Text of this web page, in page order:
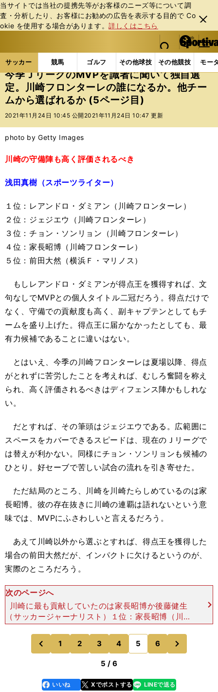
当サイトでは当社の提携先等がお客様のニーズ等について調
査・分析したり、お客様にお勧めの広告を表⽰する⽬的で Co
okie を使⽤する場合があります。詳しくはこちら
閉じ
る
web Sportiva (webスポルティーバ)
検索
マイペ
ー
ジ
メニュ
サッカー 競馬 ゴルフ その他球技 その他競技 モー
ス
ポ
ル
テ
ー
バ
サッカーの記事一覧 Jリーグ他 Jリーグ 今季Ｊ
今季ＪリーグのMVPを識者に聞いて独自選
定。川崎フロンターレの誰になるか。他チー
ムから選ばれるか (5ページ目)
2021年11月24日 10:45 公開 2021年11月24日 10:47 更新
photo by Getty Images
川崎の守備陣も高く評価されるべき
浅田真樹（スポーツライター）
１位：レアンドロ・ダミアン（川崎フロンターレ）
２位：ジェジエウ（川崎フロンターレ）
３位：チョン・ソンリョン（川崎フロンターレ）
４位：家長昭博（川崎フロンターレ）
５位：前田大然（横浜Ｆ・マリノス）
もしレアンドロ・ダミアンが得点王を獲得すれば、文
句なしでMVPとの個人タイトル二冠だろう。得点だけで
なく、守備での貢献度も高く、副キャプテンとしてもチ
ームを盛り上げた。得点王に届かなかったとしても、最
有力候補であることに違いはない。
とはいえ、今季の川崎フロンターレは夏場以降、得点
がとれずに苦労したことを考えれば、むしろ奮闘を称え
られ、高く評価されるべきはディフェンス陣かもしれな
い。
だとすれば、その筆頭はジェジエウである。広範囲に
スペースをカバーできるスピードは、現在のＪリーグで
は替えが利かない。同様にチョン・ソンリョンも候補の
ひとり。好セーブで苦しい試合の流れを引き寄せた。
ただ結局のところ、川崎を川崎たらしめているのは家
長昭博。彼の存在抜きに川崎の連覇は語れないという意
味では、MVPにふさわしいと言えるだろう。
あえて川崎以外から選ぶとすれば、得点王を獲得した
場合の前田大然だが、インパクトに欠けるというのが、
実際のところだろう。
次のページへ
川崎に最も貢献していたのは家長昭博か後藤健生
（サッカージャーナリスト）１位：家長昭博（川崎
フロンターレ）２位：レアンドロ・ダミアン（川崎
フロンターレ）３位：前田大然（横浜Ｆ・マリノ
ス）４位：アンド
前
のページへ
1 2 3 4 5 6
のページへ
5 / 6
faceboo
k
いいね Xでポストする
line LINEで送る